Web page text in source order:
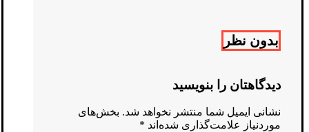
بدون نظر
دیدگاهتان را بنویسید
نشانی ایمیل شما منتشر نخواهد شد. بخش‌های
موردنیاز علامت‌گذاری شده‌اند *